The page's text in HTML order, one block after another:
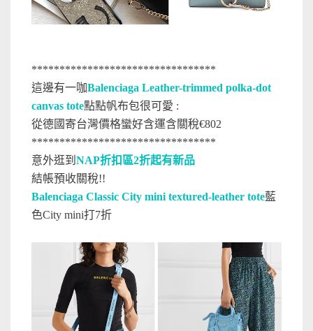
*********************************
這邊有一咖Balenciaga Leather-trimmed polka-dot
canvas tote點點帆布包很可愛 :
從德國寄台灣價格蠻好含運含關稅€802
*********************************
意外逛到 NAP折扣區2折起有新品
結帳預收關稅!!
Balenciaga Classic City mini textured-leather tote藍
色City mini打7折